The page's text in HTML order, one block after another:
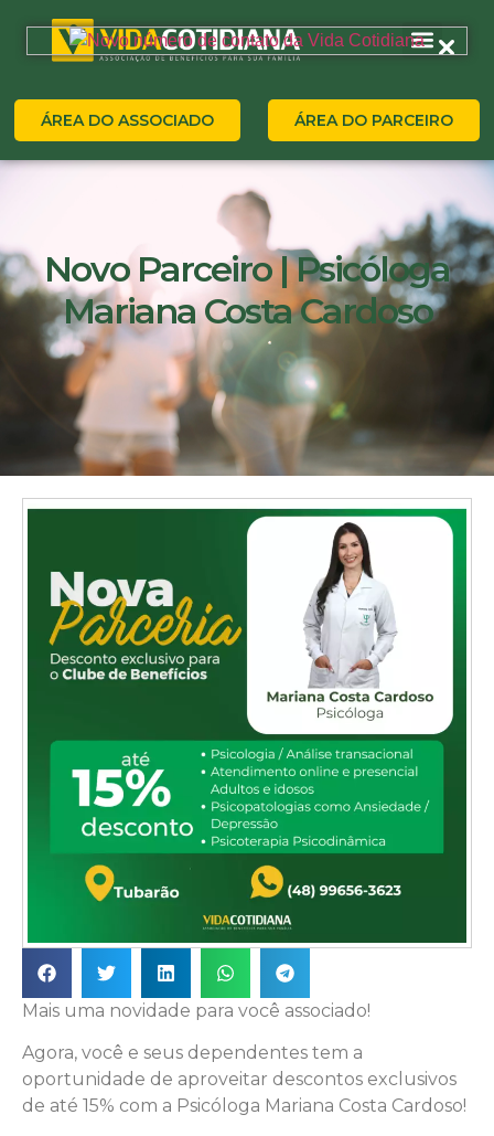
ÁREA DO ASSOCIADO ÁREA DO PARCEIRO
Novo Parceiro | Psicóloga
Mariana Costa Cardoso
Mais uma novidade para você associado!
Agora, você e seus dependentes tem a
oportunidade de aproveitar descontos exclusivos
de até 15% com a Psicóloga Mariana Costa Cardoso!